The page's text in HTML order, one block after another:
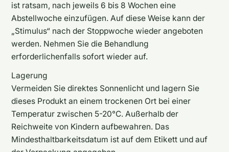
ist ratsam, nach jeweils 6 bis 8 Wochen eine
Abstellwoche einzufügen. Auf diese Weise kann der
„Stimulus“ nach der Stoppwoche wieder angeboten
werden. Nehmen Sie die Behandlung
erforderlichenfalls sofort wieder auf.
Lagerung
Vermeiden Sie direktes Sonnenlicht und lagern Sie
dieses Produkt an einem trockenen Ort bei einer
Temperatur zwischen 5-20°C. Außerhalb der
Reichweite von Kindern aufbewahren. Das
Mindesthaltbarkeitsdatum ist auf dem Etikett und auf